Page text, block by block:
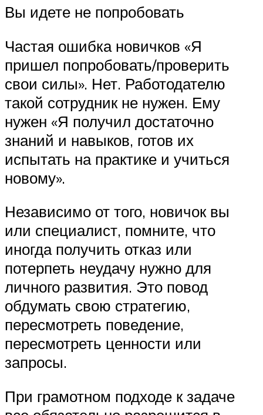
Вы идете не попробовать
Частая ошибка новичков «Я
пришел попробовать/проверить
свои силы». Нет. Работодателю
такой сотрудник не нужен. Ему
нужен «Я получил достаточно
знаний и навыков, готов их
испытать на практике и учиться
новому».
Независимо от того, новичок вы
или специалист, помните, что
иногда получить отказ или
потерпеть неудачу нужно для
личного развития. Это повод
обдумать свою стратегию,
пересмотреть поведение,
пересмотреть ценности или
запросы.
При грамотном подходе к задаче